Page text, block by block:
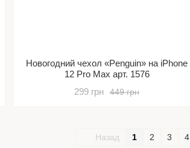
Новогодний чехол «Penguin» на iPhone
12 Pro Max арт. 1576
449 грн
299 грн
Назад 1 2 3 4